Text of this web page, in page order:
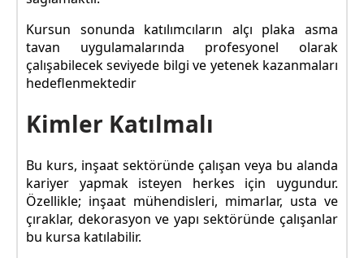
Kursun sonunda katılımcıların alçı plaka asma
tavan uygulamalarında profesyonel olarak
çalışabilecek seviyede bilgi ve yetenek kazanmaları
hedeflenmektedir
Kimler Katılmalı
Bu kurs, inşaat sektöründe çalışan veya bu alanda
kariyer yapmak isteyen herkes için uygundur.
Özellikle; inşaat mühendisleri, mimarlar, usta ve
çıraklar, dekorasyon ve yapı sektöründe çalışanlar
bu kursa katılabilir.